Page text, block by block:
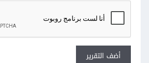
أضف التقرير